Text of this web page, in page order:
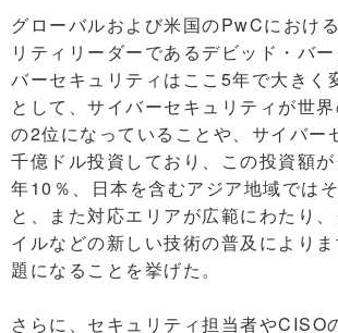
グローバルおよび米国のPwCにおけ
リティリーダーであるデビッド・バ
バーセキュリティはここ5年で大きく
として、サイバーセキュリティが世
の2位になっていることや、サイバー
千億ドル投資しており、この投資額
年10％、日本を含むアジア地域では
と、また対応エリアが広範にわたり
イルなどの新しい技術の普及により
題になることを挙げた。
さらに、セキュリティ担当者やCISO